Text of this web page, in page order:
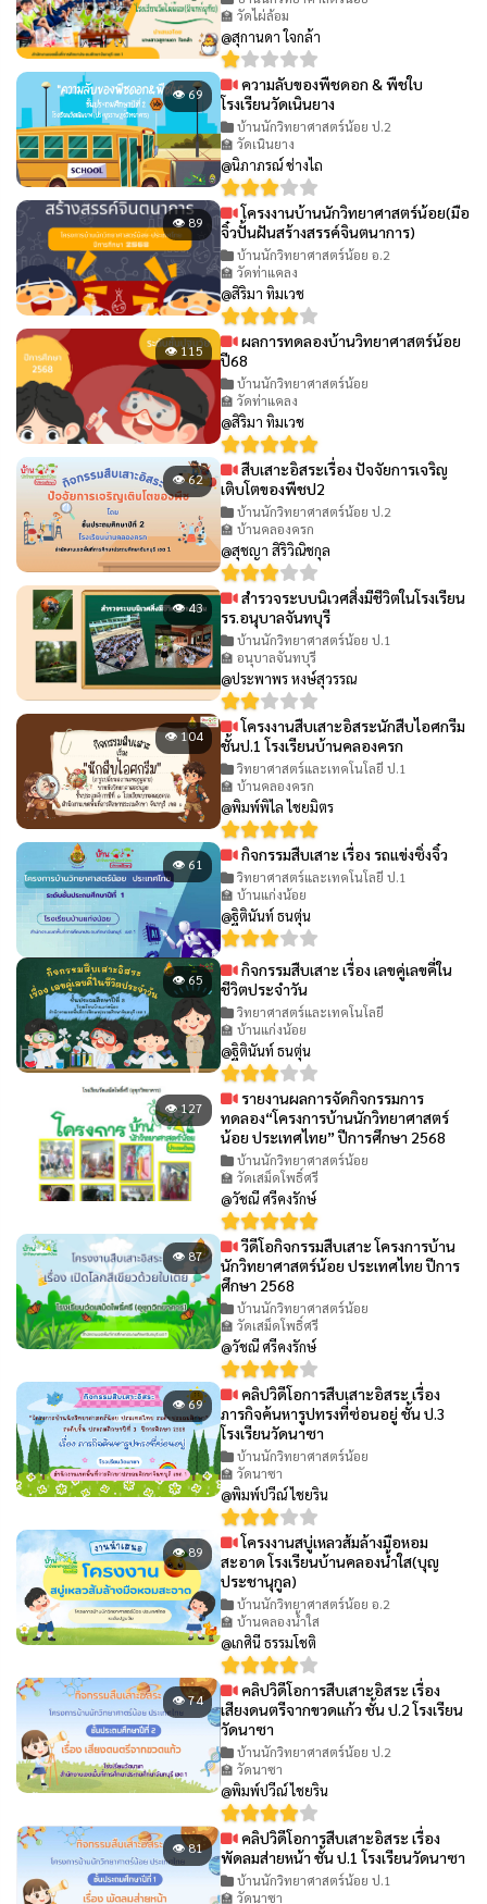
🏫 วัดไผ่ล้อม
@สุกานดา ใจกล้า
👁 69
ความลับของพืชดอก & พืชใบ
โรงเรียนวัดเนินยาง
บ้านนักวิทยาศาสตร์น้อย ป.2
🏫 วัดเนินยาง
@นิภาภรณ์ ช่างไถ
👁 89
โครงงานบ้านนักวิทยาศาสตร์น้อย(มือ
จิ๋วปั้นฝันสร้างสรรค์จินตนาการ)
บ้านนักวิทยาศาสตร์น้อย อ.2
🏫 วัดท่าแคลง
@สิริมา ทิมเวช
👁 115
ผลการทดลองบ้านวิทยาศาสตร์น้อย
ปี68
บ้านนักวิทยาศาสตร์น้อย
🏫 วัดท่าแคลง
@สิริมา ทิมเวช
👁 62
สืบเสาะอิสระเรื่อง ปัจจัยการเจริญ
เติบโตของพืชป2
บ้านนักวิทยาศาสตร์น้อย ป.2
🏫 บ้านคลองครก
@สุชญา สิริวิณิชกุล
👁 43
สำรวจระบบนิเวศสิ่งมีชีวิตในโรงเรียน
รร.อนุบาลจันทบุรี
บ้านนักวิทยาศาสตร์น้อย ป.1
🏫 อนุบาลจันทบุรี
@ประพาพร หงษ์สุวรรณ
👁 104
โครงงานสืบเสาะอิสระนักสืบไอศกรีม
ชั้นป.1 โรงเรียนบ้านคลองครก
วิทยาศาสตร์และเทคโนโลยี ป.1
🏫 บ้านคลองครก
@พิมพ์พิไล ไชยมิตร
👁 61 กิจกรรมสืบเสาะ เรื่อง รถแข่งซิ่งจิ๋ว
วิทยาศาสตร์และเทคโนโลยี ป.1
🏫 บ้านแก่งน้อย
@ฐิตินันท์ ธนตุ่น
👁 65
กิจกรรมสืบเสาะ เรื่อง เลขคู่เลขคี่ใน
ชีวิตประจำวัน
วิทยาศาสตร์และเทคโนโลยี
🏫 บ้านแก่งน้อย
@ฐิตินันท์ ธนตุ่น
👁 127
รายงานผลการจัดกิจกรรมการ
ทดลอง“โครงการบ้านนักวิทยาศาสตร์
น้อย ประเทศไทย” ปีการศึกษา 2568
บ้านนักวิทยาศาสตร์น้อย
🏫 วัดเสม็ดโพธิ์ศรี
@วัชณี ศรีคงรักษ์
👁 87
วีดีโอกิจกรรมสืบเสาะ โครงการบ้าน
นักวิทยาศาสตร์น้อย ประเทศไทย ปีการ
ศึกษา 2568
บ้านนักวิทยาศาสตร์น้อย
🏫 วัดเสม็ดโพธิ์ศรี
@วัชณี ศรีคงรักษ์
👁 69
คลิปวิดีโอการสืบเสาะอิสระ เรื่อง
ภารกิจค้นหารูปทรงที่ซ่อนอยู่ ชั้น ป.3
โรงเรียนวัดนาซา
บ้านนักวิทยาศาสตร์น้อย
🏫 วัดนาซา
@พิมพ์ปวีณ์ ไชยริน
👁 89
โครงงานสบู่เหลวส้มล้างมือหอม
สะอาด โรงเรียนบ้านคลองน้ำใส(บุญ
ประชานุกูล)
บ้านนักวิทยาศาสตร์น้อย อ.2
🏫 บ้านคลองน้ำใส
@เกศินี ธรรมโชติ
👁 74
คลิปวิดีโอการสืบเสาะอิสระ เรื่อง
เสียงดนตรีจากขวดแก้ว ชั้น ป.2 โรงเรียน
วัดนาซา
บ้านนักวิทยาศาสตร์น้อย ป.2
🏫 วัดนาซา
@พิมพ์ปวีณ์ ไชยริน
👁 81
คลิปวิดีโอการสืบเสาะอิสระ เรื่อง
พัดลมส่ายหน้า ชั้น ป.1 โรงเรียนวัดนาซา
บ้านนักวิทยาศาสตร์น้อย ป.1
🏫 วัดนาซา